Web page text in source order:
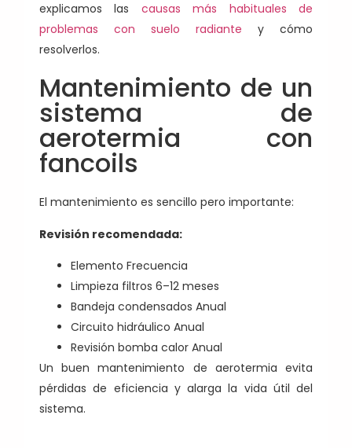
explicamos las causas más habituales de
problemas
con suelo radiante y cómo
resolverlos.
Mantenimiento de un
sistema de
aerotermia con
fancoils
El mantenimiento es sencillo pero importante:
Revisión recomendada:
Elemento Frecuencia
Limpieza filtros 6–12 meses
Bandeja condensados Anual
Circuito hidráulico Anual
Revisión bomba calor Anual
Un buen mantenimiento de aerotermia evita
pérdidas de eficiencia y alarga la vida útil del
sistema.